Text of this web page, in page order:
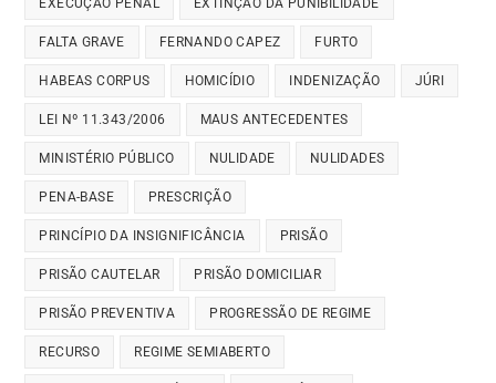
EXECUÇÃO PENAL EXTINÇÃO DA PUNIBILIDADE
FALTA GRAVE FERNANDO CAPEZ FURTO
HABEAS CORPUS HOMICÍDIO INDENIZAÇÃO JÚRI
LEI Nº 11.343/2006 MAUS ANTECEDENTES
MINISTÉRIO PÚBLICO NULIDADE NULIDADES
PENA-BASE PRESCRIÇÃO
PRINCÍPIO DA INSIGNIFICÂNCIA PRISÃO
PRISÃO CAUTELAR PRISÃO DOMICILIAR
PRISÃO PREVENTIVA PROGRESSÃO DE REGIME
RECURSO REGIME SEMIABERTO